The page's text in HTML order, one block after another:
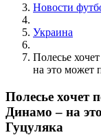
Новости
Украина
Полесье
на это может
Полесье хочет
Динамо – на
Гуцуляка